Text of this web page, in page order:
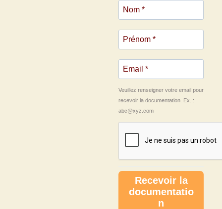
Veuillez renseigner votre email pour
recevoir la documentation. Ex. :
abc@xyz.com
Recevoir la
documentatio
n